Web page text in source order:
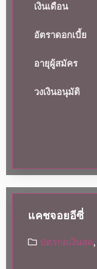
เงินเดือน
อัตราดอกเบี้ย
อายุผู้สมัคร
วงเงินอนุมัติ
แคชจอยอีซี่
บัตรกดเงินสด,